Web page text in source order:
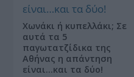
Χωνάκι ή κυπελλάκι; Σε
αυτά τα 5
παγωτατζίδικα της
Αθήνας η απάντηση
είναι…και τα δύο!